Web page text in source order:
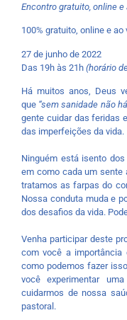
Encontro gratuito, online e
100% gratuito, online e ao
27 de junho de 2022
Das 19h às 21h (horário
Há muitos anos, Deus
que “sem sanidade não
gente cuidar das feridas
das imperfeições da vida.
Ninguém está isento
em como cada um sente
tratamos as farpas do
Nossa conduta muda e
dos desafios da vida.
Venha participar deste
com você a
como podemos fazer
você experimentar
cuidarmos de nossa
pastoral.